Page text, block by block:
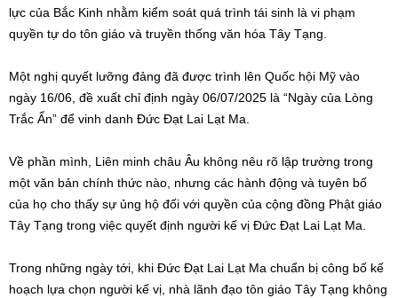
lực của Bắc Kinh nhằm kiểm soát quá trình tái sinh là vi phạm
quyền tự do tôn giáo và truyền thống văn hóa Tây Tạng.
Một nghị quyết lưỡng đảng đã được trình lên Quốc hội Mỹ vào
ngày 16/06, đề xuất chỉ định ngày 06/07/2025 là “Ngày của Lòng
Trắc Ẩn” để vinh danh Đức Đạt Lai Lạt Ma.
Về phần mình, Liên minh châu Âu không nêu rõ lập trường trong
một văn bản chính thức nào, nhưng các hành động và tuyên bố
của họ cho thấy sự ủng hộ đối với quyền của cộng đồng Phật giáo
Tây Tạng trong việc quyết định người kế vị Đức Đạt Lai Lạt Ma.
Trong những ngày tới, khi Đức Đạt Lai Lạt Ma chuẩn bị công bố kế
hoạch lựa chọn người kế vị, nhà lãnh đạo tôn giáo Tây Tạng không